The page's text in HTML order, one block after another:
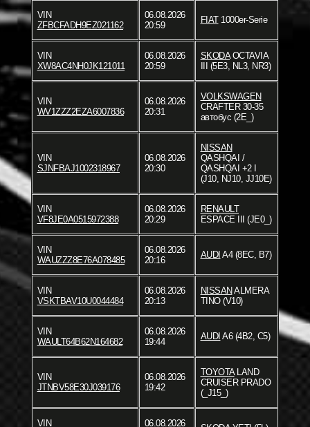
VIN
ZFBCFADH9EZ021162
06.08.2026
20:59
FIAT1000er-Serie
VIN
XW8AC4NH0JK121011
06.08.2026
20:59
SKODAOCTAVIA
III (5E3, NL3, NR3)
VIN
WV1ZZZ2EZA6007836
06.08.2026
20:31
VOLKSWAGEN
CRAFTER 30-35
автобус (2E_)
VIN
SJNFBAJ1002318967
06.08.2026
20:30
NISSAN
QASHQAI /
QASHQAI +2 I
(J10, NJ10, JJ10E)
VIN
VF8JE0A0515972388
06.08.2026
20:29
RENAULT
ESPACE III (JE0_)
VIN
WAUZZZ8E76A078485
06.08.2026
20:16
AUDI A4 (8EC, B7)
VIN
VSKTBAV10U0044484
06.08.2026
20:13
NISSAN ALMERA
TINO (V10)
VIN
WAULT64B62N164682
06.08.2026
19:44
AUDI A6 (4B2, C5)
VIN
JTNBV58E30J039176
06.08.2026
19:42
TOYOTALAND
CRUISER PRADO
(_J15_)
VIN 06.08.2026